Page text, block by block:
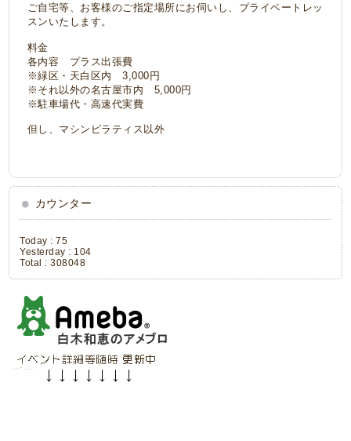
ご自宅等、お客様のご指定場所にお伺いし、プライベートレッ
スンいたします。
料金
各内容 プラス出張費
※緑区・天白区内 3,000円
※それ以外の名古屋市内 5,000円
※駐車場代・高速代実費
但し、マシンピラティス以外
カウンター
Today :75
Yesterday : 104
Total :308048